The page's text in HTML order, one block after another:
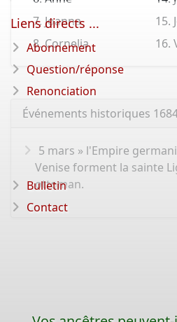
Joanna
Cornelia
Événements historiques
5 mars » l'Empire
Venise forment la sainte
ottoman.
Liens directs ...
Abonnement
Question/réponse
Renonciation
Bulletin
Contact